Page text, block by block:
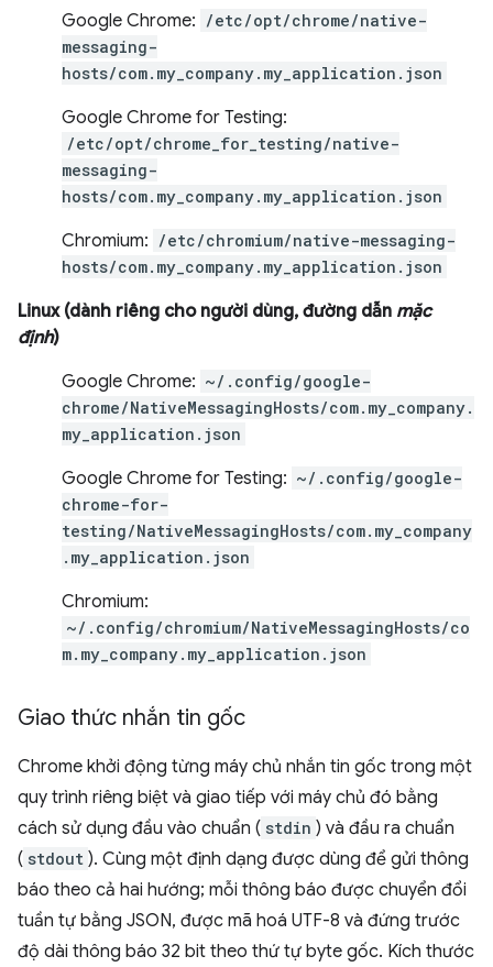
Google Chrome: /etc/opt/chrome/native-
messaging-
hosts/com.my_company.my_application.json
Google Chrome for Testing:
/etc/opt/chrome_for_testing/native-
messaging-
hosts/com.my_company.my_application.json
Chromium: /etc/chromium/native-messaging-
hosts/com.my_company.my_application.json
Linux (dành riêng cho người dùng, đường dẫn mặc
định)
Google Chrome: ~/.config/google-
chrome/NativeMessagingHosts/com.my_company.
my_application.json
Google Chrome for Testing: ~/.config/google-
chrome-for-
testing/NativeMessagingHosts/com.my_company
.my_application.json
Chromium:
~/.config/chromium/NativeMessagingHosts/co
m.my_company.my_application.json
Giao thức nhắn tin gốc
Chrome khởi động từng máy chủ nhắn tin gốc trong một
quy trình riêng biệt và giao tiếp với máy chủ đó bằng
cách sử dụng đầu vào chuẩn ( stdin ) và đầu ra chuẩn
( stdout ). Cùng một định dạng được dùng để gửi thông
báo theo cả hai hướng; mỗi thông báo được chuyển đổi
tuần tự bằng JSON, được mã hoá UTF-8 và đứng trước
độ dài thông báo 32 bit theo thứ tự byte gốc. Kích thước